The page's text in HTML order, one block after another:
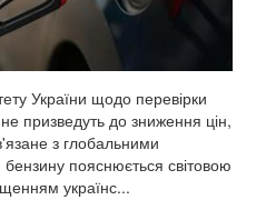
України щодо перевірки
призведуть до зниження цін,
з глобальними
пояснюється світовою
українс...